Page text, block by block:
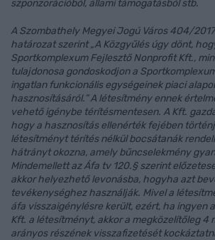
szponzorációból, állami támogatásból stb.
A Szombathely Megyei Jogú Város 404/
határozat szerint „A Közgyűlés úgy dönt,
Sportkomplexum Fejlesztő Nonprofit Kft.,
tulajdonosa gondoskodjon a
ingatlan funkcionális egységeinek piaci
hasznosításáról.” A létesítmény ennek
vehető igénybe térítésmentesen. A Kft.
hogy a hasznosítás ellenérték fejében
létesítményt térítés nélkül bocsátanák
hátrányt okozna, amely bűncselekmény
Mindemellett az Áfa tv 120.§ szerint
akkor helyezhető levonásba, hogyha azt
tevékenységhez használják. Mivel a
áfa visszaigénylésre került, ezért, ha ingyen
Kft. a létesítményt, akkor a megközelítőleg 4
arányos részének visszafizetését